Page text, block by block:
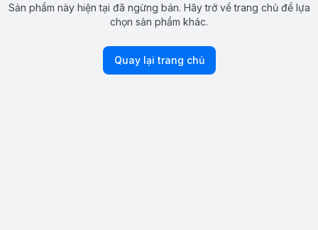
Sản phẩm này hiện tại đã ngừng bán. Hãy trở về trang chủ để lựa
chọn sản phẩm khác.
Quay lại trang chủ